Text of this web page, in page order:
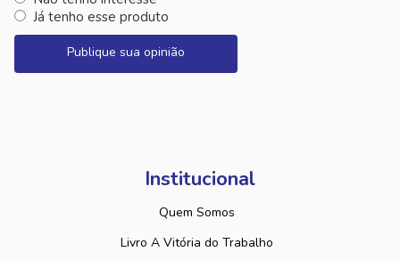
Já tenho esse produto
Publique sua opinião
Institucional
Quem Somos
Livro A Vitória do Trabalho